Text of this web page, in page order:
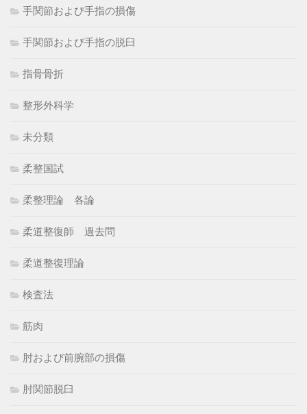
手関節および手指の損傷
手関節および手指の脱臼
指骨骨折
整形外科学
未分類
柔整国試
柔整理論 各論
柔道整復師 過去問
柔道整復理論
検査法
筋肉
肘および前腕部の損傷
肘関節脱臼